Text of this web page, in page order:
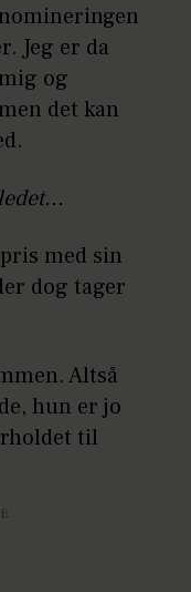
Jeg er da
og
det kan
med sin
dog tager
Altså
hun er jo
til